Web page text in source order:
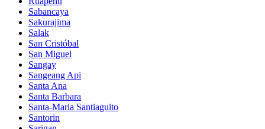
Sabancaya
Sakurajima
Salak
San Cristóbal
San Miguel
Sangay
Sangeang Api
Santa Ana
Santa Barbara
Santa-Maria Santiaguito
Santorin